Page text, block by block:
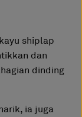
shiplap
dan
dinding
ia juga